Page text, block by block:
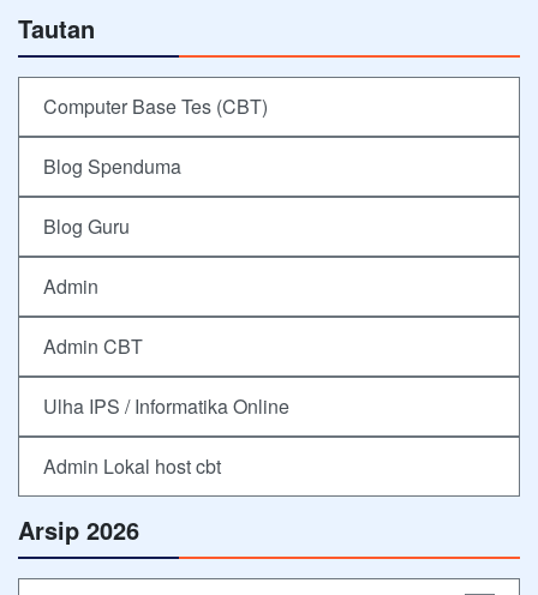
Tautan
Computer Base Tes (CBT)
Blog Spenduma
Blog Guru
Admin
Admin CBT
Ulha IPS / Informatika Online
Admin Lokal host cbt
Arsip 2026